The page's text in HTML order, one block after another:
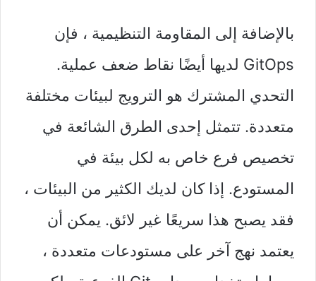
بالإضافة إلى المقاومة التنظيمية ، فإن
GitOps لديها أيضًا نقاط ضعف عملية.
التحدي المشترك هو الترويج لبيئات مختلفة
متعددة. تتمثل إحدى الطرق الشائعة في
تخصيص فرع خاص به لكل بيئة في
المستودع. إذا كان لديك الكثير من البيئات ،
فقد يصبح هذا سريعًا غير لائق. يمكن أن
يعتمد نهج آخر على مستودعات متعددة ،